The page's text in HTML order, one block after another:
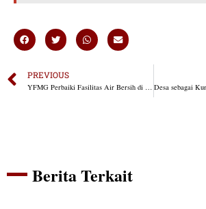
PREVIOUS
YFMG Perbaiki Fasilitas Air Bersih di Maumolo, Aktivitas Warga Kembali Normal
Berita Terkait